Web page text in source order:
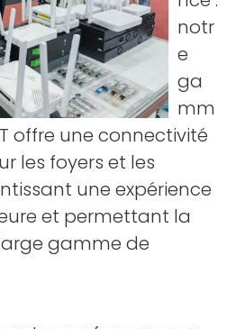
notr
e
ga
mm
offre une connectivité
les foyers et les
une expérience
et permettant la
gamme de